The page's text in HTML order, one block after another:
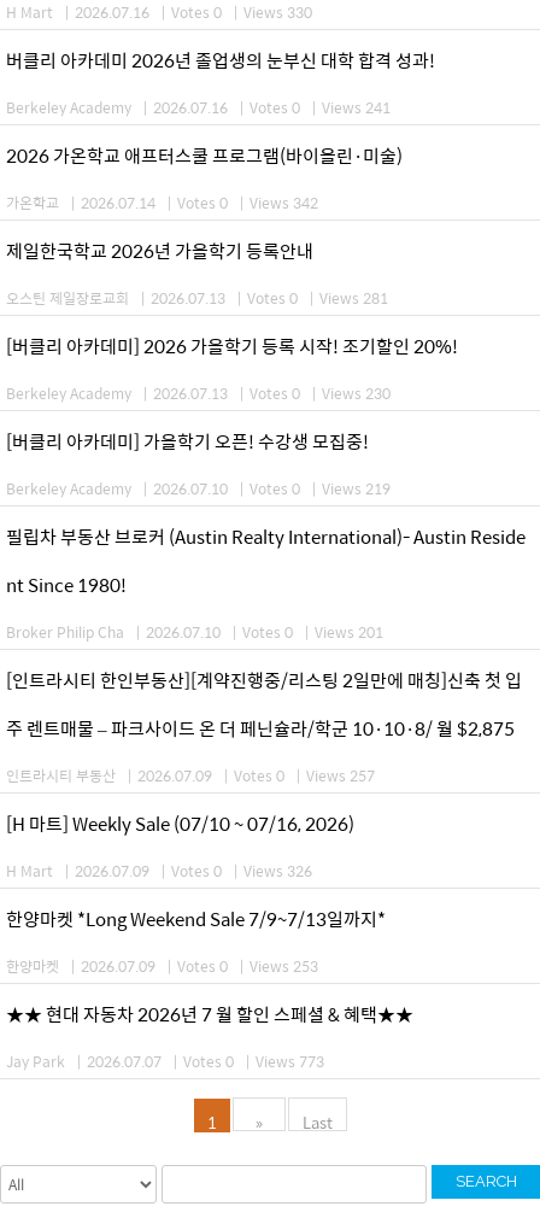
H Mart | 2026.07.16 | Votes 0 | Views 330
버클리 아카데미 2026년 졸업생의 눈부신 대학 합격 성과!
Berkeley Academy | 2026.07.16 | Votes 0 | Views 241
2026 가온학교 애프터스쿨 프로그램(바이올린·미술)
가온학교 | 2026.07.14 | Votes 0 | Views 342
제일한국학교 2026년 가을학기 등록안내
오스틴 제일장로교회 | 2026.07.13 | Votes 0 | Views 281
[버클리 아카데미] 2026 가을학기 등록 시작! 조기할인 20%!
Berkeley Academy | 2026.07.13 | Votes 0 | Views 230
[버클리 아카데미] 가을학기 오픈! 수강생 모집중!
Berkeley Academy | 2026.07.10 | Votes 0 | Views 219
필립차 부동산 브로커 (Austin Realty International)- Austin Reside
nt Since 1980!
Broker Philip Cha | 2026.07.10 | Votes 0 | Views 201
[인트라시티 한인부동산][계약진행중/리스팅 2일만에 매칭]신축 첫 입
주 렌트매물 – 파크사이드 온 더 페닌슐라/학군 10·10·8/ 월 $2,875
인트라시티 부동산 | 2026.07.09 | Votes 0 | Views 257
[H 마트] Weekly Sale (07/10 ~ 07/16, 2026)
H Mart | 2026.07.09 | Votes 0 | Views 326
한양마켓 *Long Weekend Sale 7/9~7/13일까지*
한양마켓 | 2026.07.09 | Votes 0 | Views 253
★★ 현대 자동차 2026년 7 월 할인 스페셜 & 혜택★★
Jay Park | 2026.07.07 | Votes 0 | Views 773
1 » Last
SEARCH